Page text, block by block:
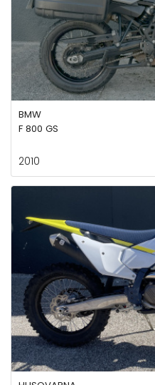
BMW
F 800 GS
2010